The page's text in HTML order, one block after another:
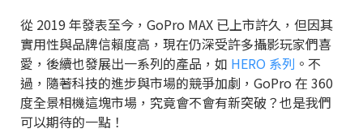
從 2019 年發表至今，GoPro MAX 已上市許久，但因其
實用性與品牌信賴度高，現在仍深受許多攝影玩家們喜
愛，後續也發展出一系列的產品，如 HERO 系列 。不
過，隨著科技的進步與市場的競爭加劇，GoPro 在 360
度全景相機這塊市場，究竟會不會有新突破？也是我們
可以期待的一點！